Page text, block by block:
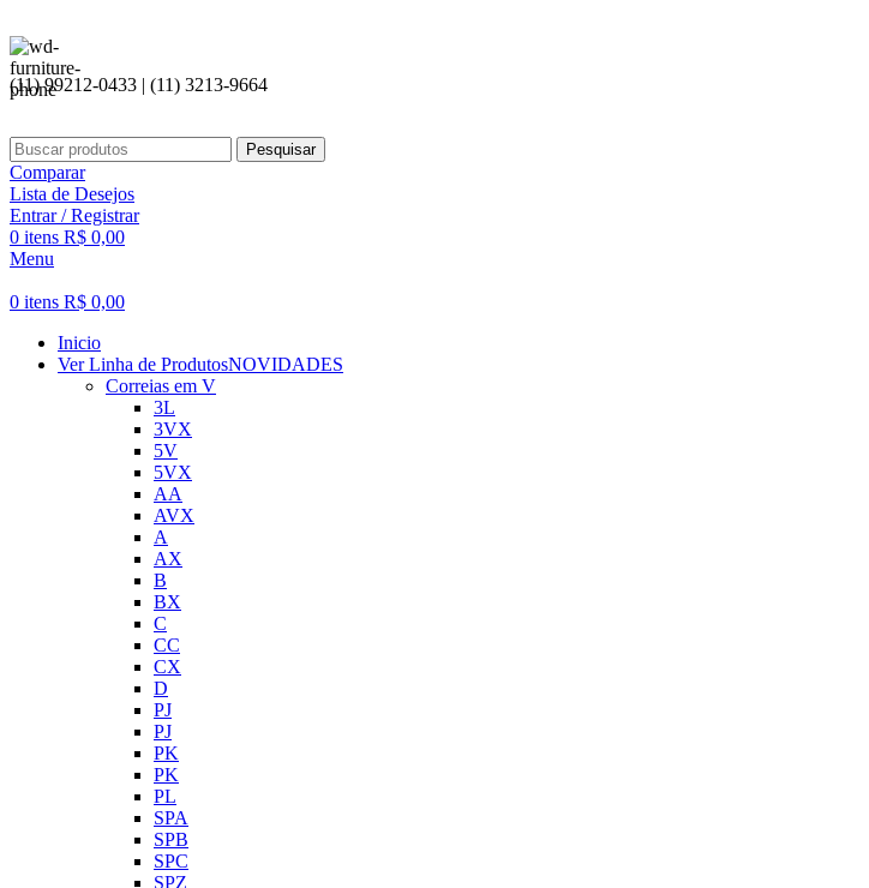
(11) 99212-0433 | (11) 3213-9664
Pesquisar
Comparar
Lista de Desejos
Entrar / Registrar
0 itens R$ 0,00
Menu
0 itens R$ 0,00
Inicio
Ver Linha de ProdutosNOVIDADES
Correias em V
3L
3VX
5V
5VX
AA
AVX
A
AX
B
BX
C
CC
CX
D
PJ
PJ
PK
PK
PL
SPA
SPB
SPC
SPZ